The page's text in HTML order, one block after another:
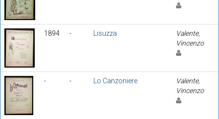
1894 - Lisuzza
Valente,
Vincenzo
- - Lo Canzoniere
Valente,
Vincenzo